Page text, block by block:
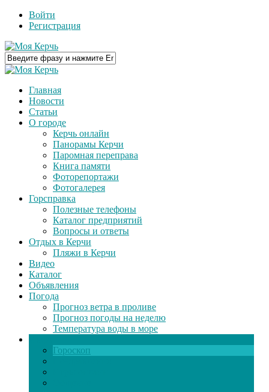
Войти
Регистрация
Главная
Новости
Статьи
О городе
Керчь онлайн
Панорамы Керчи
Паромная переправа
Книга памяти
Фоторепортажи
Фотогалерея
Горсправка
Полезные телефоны
Каталог предприятий
Вопросы и ответы
Отдых в Керчи
Пляжи в Керчи
Видео
Каталог
Объявления
Погода
Прогноз ветра в проливе
Прогноз погоды на неделю
Температура воды в море
Гороскоп